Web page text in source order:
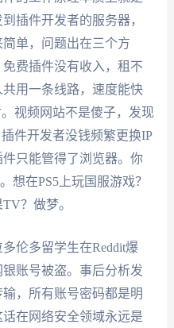
插件开发者的服务器，
单，问题出在三个方
费插件没有收入，租不
用一条线路，速度能快
视频网站不是傻子，发现
件开发者没钱频繁更换IP
只能管得了浏览器。你
想在PS5上玩国服游戏？
？做梦。
伦多留学生在Reddit爆
账号被盗。事后分析发
，所有账号密码都是明
在网络安全领域永远是